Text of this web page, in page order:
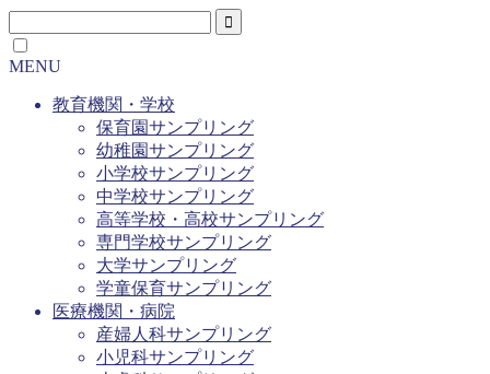
MENU
教育機関・学校
保育園サンプリング
幼稚園サンプリング
小学校サンプリング
中学校サンプリング
高等学校・高校サンプリング
専門学校サンプリング
大学サンプリング
学童保育サンプリング
医療機関・病院
産婦人科サンプリング
小児科サンプリング